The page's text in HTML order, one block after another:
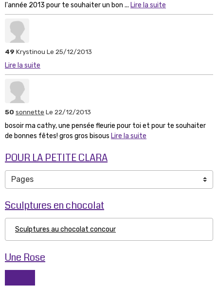
l'année 2013 pour te souhaiter un bon ... Lire la suite
49 Krystinou Le 25/12/2013
Lire la suite
50 sonnette Le 22/12/2013
bosoir ma cathy, une pensée fleurie pour toi et pour te souhaiter
de bonnes fêtes! gros gros bisous Lire la suite
POUR LA PETITE CLARA
Sculptures en chocolat
Sculptures au chocolat concour
Une Rose